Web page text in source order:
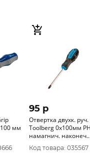
мм
95 p
Отвертка двухк. руч.
Toolberg 0х100мм
намагнич. наконеч.
3101010 Китай
Код товара: 035567